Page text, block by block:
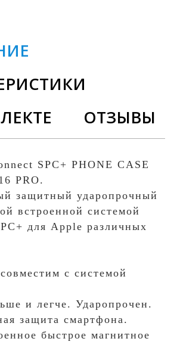
ОТЗЫВЫ
SPC+ PHONE CASE
PRO.
защитный ударопрочный
встроенной системой
для Apple различных
с системой
и легче. Ударопрочен.
защита смартфона.
быстрое магнитное